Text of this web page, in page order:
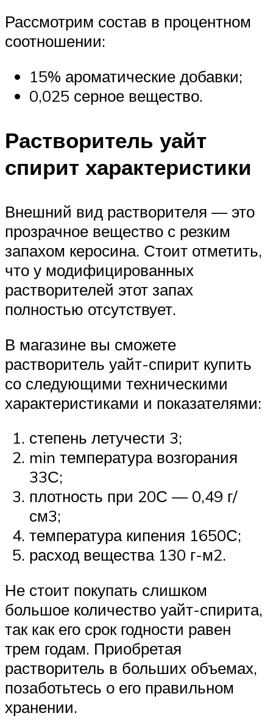
Рассмотрим состав в процентном
соотношении:
15% ароматические добавки;
0,025 серное вещество.
Растворитель уайт
спирит характеристики
Внешний вид растворителя — это
прозрачное вещество с резким
запахом керосина. Стоит отметить,
что у модифицированных
растворителей этот запах
полностью отсутствует.
В магазине вы сможете
растворитель уайт-спирит купить
со следующими техническими
характеристиками и показателями:
степень летучести 3;
min температура возгорания
33С;
плотность при 20С — 0,49 г/
см3;
температура кипения 1650С;
расход вещества 130 г-м2.
Не стоит покупать слишком
большое количество уайт-спирита,
так как его срок годности равен
трем годам. Приобретая
растворитель в больших объемах,
позаботьтесь о его правильном
хранении.